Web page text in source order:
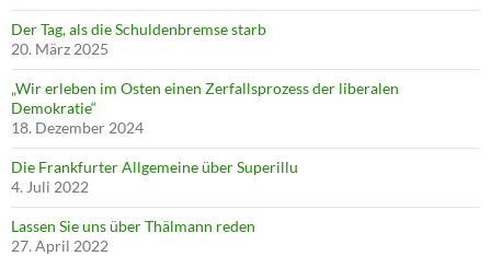
Der Tag, als die Schuldenbremse starb
20. März 2025
„Wir erleben im Osten einen Zerfallsprozess der liberalen
Demokratie“
18. Dezember 2024
Die Frankfurter Allgemeine über Superillu
4. Juli 2022
Lassen Sie uns über Thälmann reden
27. April 2022